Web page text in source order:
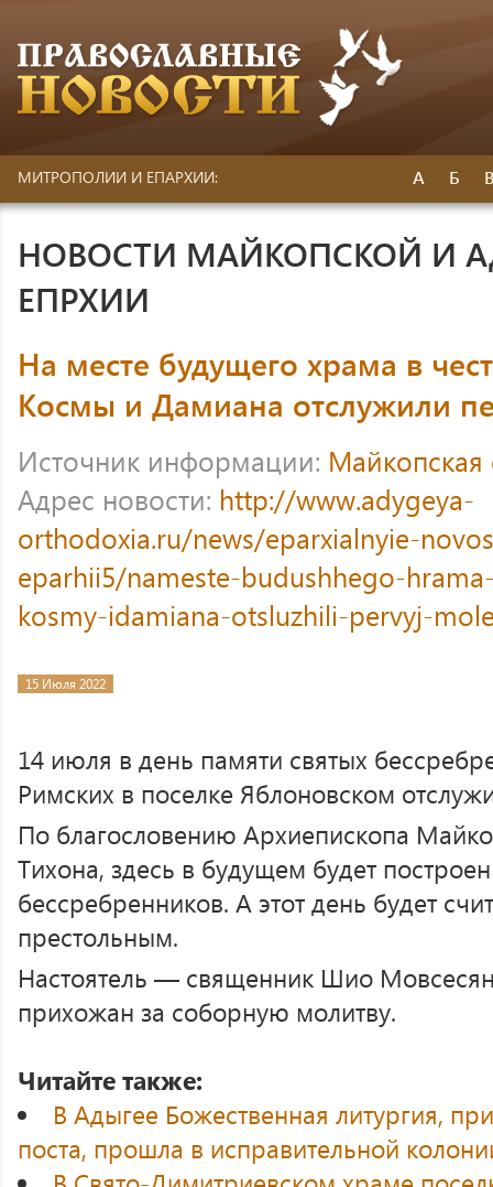
МИТРОПОЛИИ И ЕПАРХИИ: А Б
НОВОСТИ МАЙКОПСКОЙ И
ЕПРХИИ
На месте будущего храма в
Космы и Дамиана отслужили
Источник информации: Майкопская
Адрес новости: http://www.adygeya-
orthodoxia.ru/news/eparxialnyie-
eparhii5/nameste-budushhego-
kosmy-idamiana-otsluzhili-pervyj-
15 Июля 2022
14 июля в день памяти святых
Римских в поселке Яблоновском
По благословению Архиепископа
Тихона, здесь в будущем будет
бессребренников. А этот день будет
престольным.
Настоятель — священник Шио
прихожан за соборную молитву.
Читайте также:
В Адыгее Божественная литургия,
поста, прошла в исправительной